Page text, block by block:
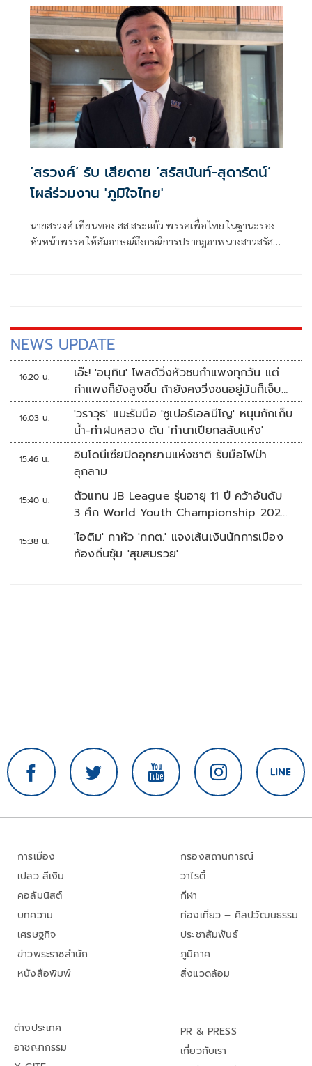
‘สรวงศ์‘ รับ เสียดาย ’สรัสนันท์-สุดารัตน์’
โผล่ร่วมงาน 'ภูมิใจไทย'
นายสรวงศ์ เทียนทอง สส.สระแก้ว พรรคเพื่อไทย ในฐานะรอง
หัวหน้าพรรค ให้สัมภาษณ์ถึงกรณีการปรากฏภาพนางสาวสรัส
NEWS UPDATE
16:20 น.
เอ๊ะ! 'อนุทิน' โพสต์วิ่งหัวชนกำแพงทุกวัน แต่
กำแพงก็ยังสูงขึ้น ถ้ายังคงวิ่งชนอยู่มันก็เจ็บ
หัวอีก
16:03 น.
'วราวุธ' แนะรับมือ 'ซูเปอร์เอลนีโญ' หนุนกักเก็บ
น้ำ-ทำฝนหลวง ดัน 'ทำนาเปียกสลับแห้ง'
15:46 น.
อินโดนีเซียปิดอุทยานแห่งชาติ รับมือไฟป่า
ลุกลาม
15:40 น.
ตัวแทน JB League รุ่นอายุ 11 ปี คว้าอันดับ
3 ศึก World Youth Championship 2026
ที่สิงคโปร์
15:38 น.
'ไอติม' กาหัว 'กกต.' แจงเส้นเงินนักการเมือง
ท้องถิ่นซุ้ม 'สุขสมรวย'
การเมือง
เปลว สีเงิน
คอลัมนิสต์
บทความ
เศรษฐกิจ
ข่าวพระราชสำนัก
หนังสือพิมพ์
กรองสถานการณ์
วาไรตี้
กีฬา
ท่องเที่ยว – ศิลปวัฒนธรรม
ประชาสัมพันธ์
ภูมิภาค
สิ่งแวดล้อม
ต่างประเทศ
อาชญากรรม
PR & PRESS
เกี่ยวกับเรา